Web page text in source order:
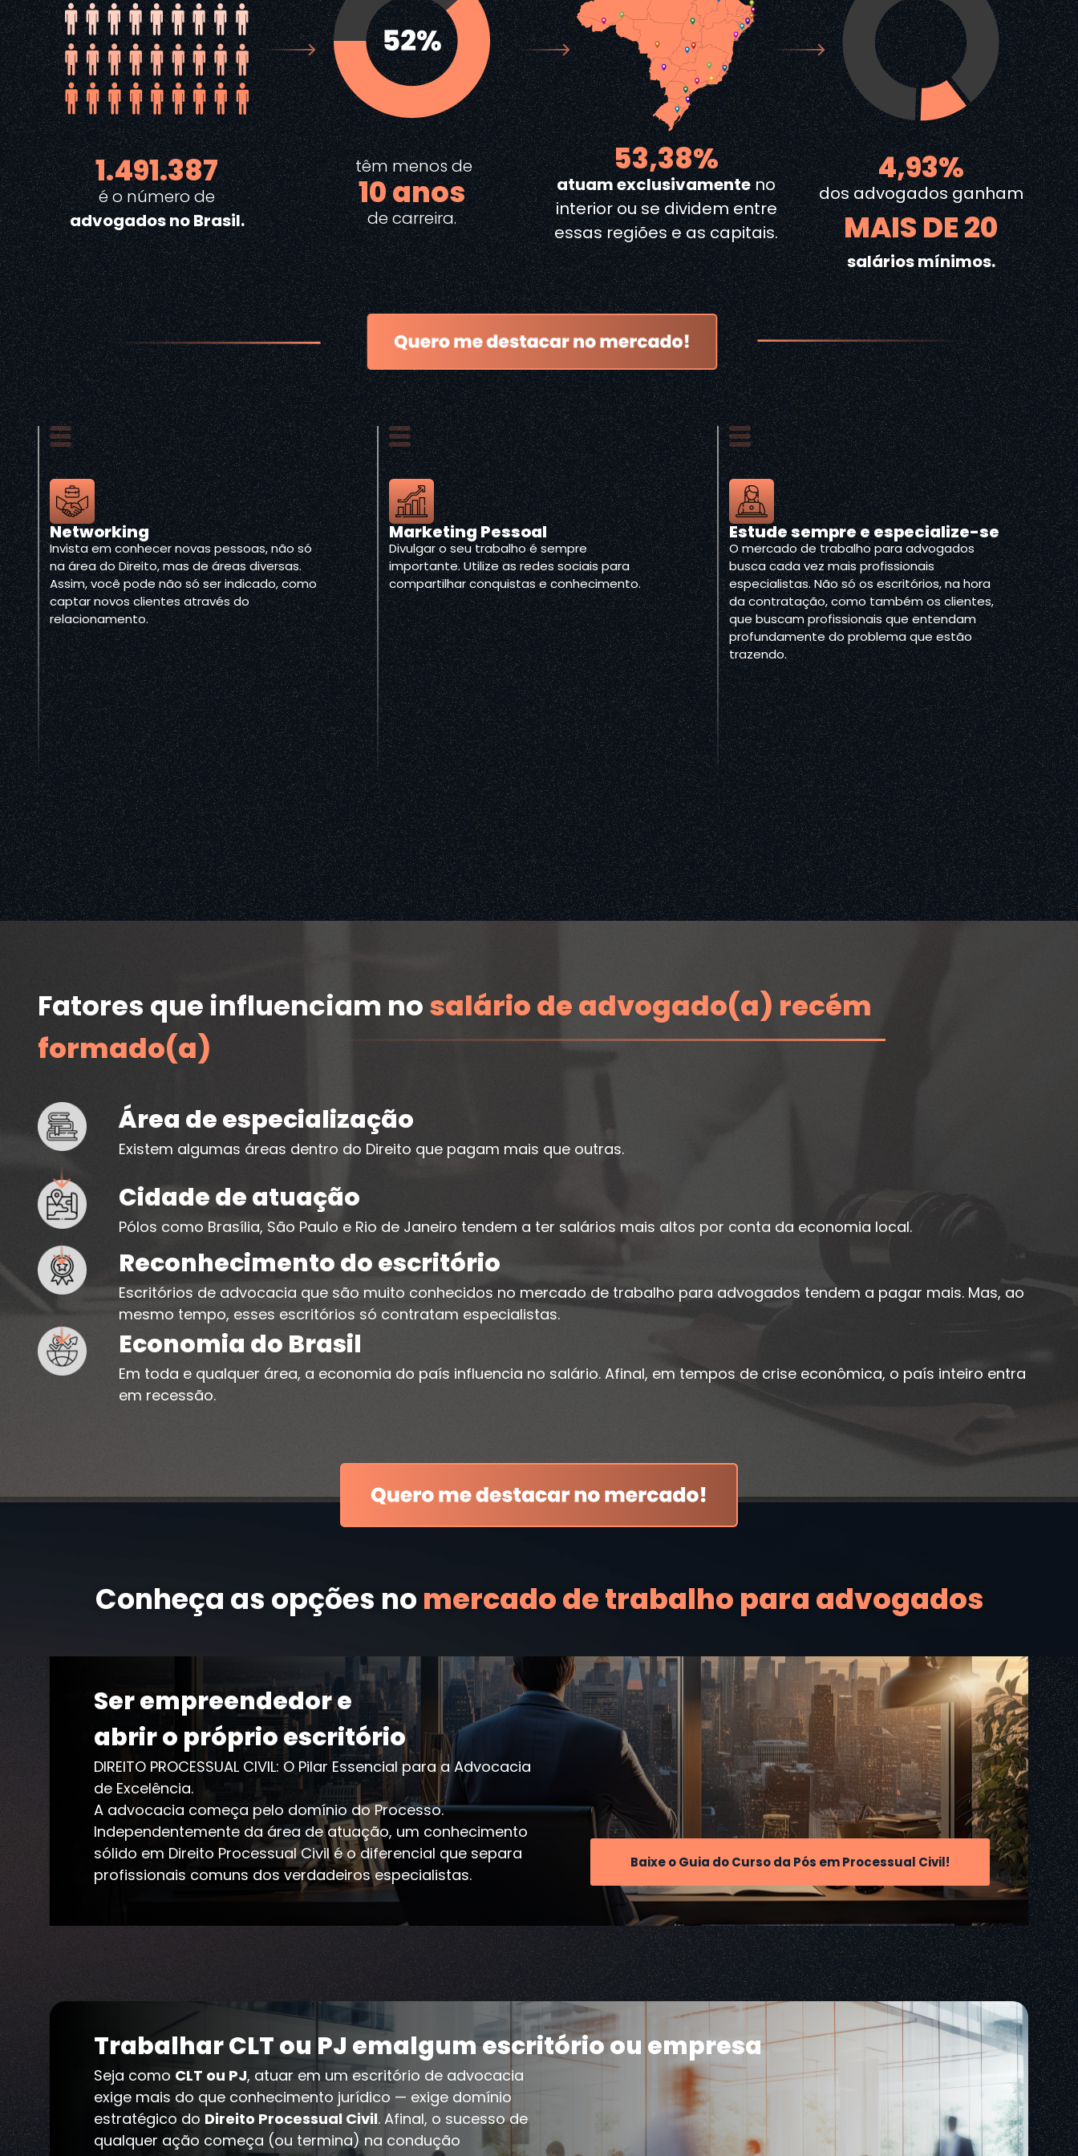
1.491.387
é o número de
advogados no Brasil.
têm menos de
10 anos
de carreira.
53,38%
atuam exclusivamenteno
interior ou se dividem entre
essas regiões e as capitais.
4,93%
dos advogados ganham
MAIS DE 20
salários mínimos.
Networking
Invista em conhecer novas pessoas, não só
na área do Direito, mas de áreas diversas.
Assim, você pode não só ser indicado, como
captar novos clientes através do
relacionamento.
Marketing Pessoal
Divulgar o seu trabalho é sempre
importante. Utilize as redes sociais para
compartilhar conquistas e conhecimento.
Estude sempre e especialize-se
O mercado de trabalho para advogados
busca cada vez mais profissionais
especialistas. Não só os escritórios, na hora
da contratação, como também os clientes,
que buscam profissionais que entendam
profundamente do problema que estão
trazendo.
Fatores que influenciam nosalário de advogado(a) recém
formado(a)
Área de especialização
Existem algumas áreas dentro do Direito que pagam mais que outras.
Cidade de atuação
Pólos como Brasília, São Paulo e Rio de Janeiro tendem a ter salários mais altos por conta da economia local.
Reconhecimento do escritório
Escritórios de advocacia que são muito conhecidos no mercado de trabalho para advogados tendem a pagar mais. Mas, ao
mesmo tempo, esses escritórios só contratam especialistas.
Economia do Brasil
Em toda e qualquer área, a economia do país influencia no salário. Afinal, em tempos de crise econômica, o país inteiro entra
em recessão.
Conheça as opções no mercado de trabalho para advogados
Ser empreendedor e
abrir o próprio escritório
DIREITO PROCESSUAL CIVIL: O Pilar Essencial para a Advocacia
de Excelência.
A advocacia começa pelo domínio do Processo.
Independentemente da área de atuação, um conhecimento
sólido em Direito Processual Civil é o diferencial que separa
profissionais comuns dos verdadeiros especialistas.
Baixe o Guia do Curso da Pós em Processual Civil!
Trabalhar CLT ou PJ emalgum escritório ou empresa
Seja como CLT ou PJ, atuar em um escritório de advocacia
exige mais do que conhecimento jurídico — exige domínio
estratégico do Direito Processual Civil. Afinal, o sucesso de
qualquer ação começa (ou termina) na condução